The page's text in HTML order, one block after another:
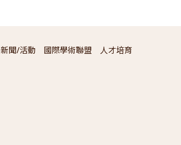
新聞/活動 國際學術聯盟 人才培育